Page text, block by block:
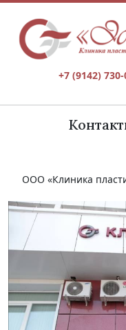
+7 (9142) 730-
ООО «Клиника